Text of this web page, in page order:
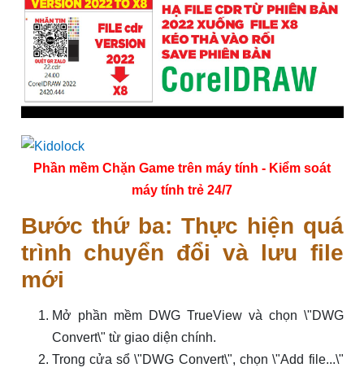
Phần mềm Chặn Game trên máy tính - Kiểm soát
máy tính trẻ 24/7
Bước thứ ba: Thực hiện quá
trình chuyển đổi và lưu file
mới
Mở phần mềm DWG TrueView và chọn \"DWG
Convert\" từ giao diện chính.
Trong cửa sổ \"DWG Convert\", chọn \"Add file...\"